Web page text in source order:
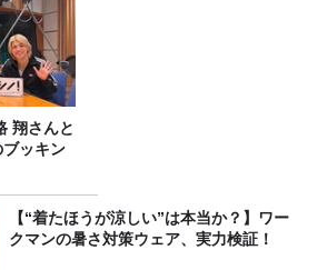
翔さんと
ブッキン
【“着たほうが涼しい”は本当か？】ワー
クマンの暑さ対策ウェア、実力検証！